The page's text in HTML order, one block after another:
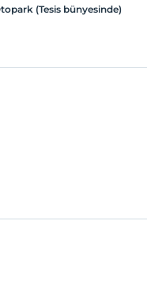
(Tesis bünyesinde)